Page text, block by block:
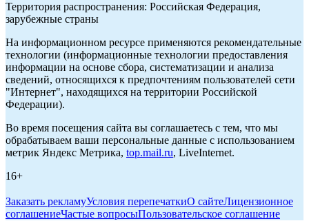
Территория распространения: Российская Федерация,
зарубежные страны
На информационном ресурсе применяются рекомендательные
технологии (информационные технологии предоставления
информации на основе сбора, систематизации и анализа
сведений, относящихся к предпочтениям пользователей сети
"Интернет", находящихся на территории Российской
Федерации).
Во время посещения сайта вы соглашаетесь с тем, что мы
обрабатываем ваши персональные данные с использованием
метрик Яндекс Метрика, top.mail.ru, LiveInternet.
16+
Заказать рекламуУсловия перепечаткиО сайтеЛицензионное
соглашениеЧастые вопросыПользовательское соглашение